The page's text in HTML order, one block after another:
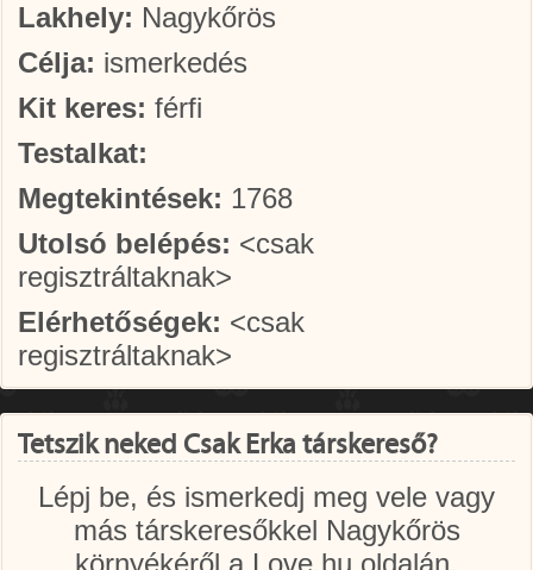
Lakhely: Nagykőrös
Célja: ismerkedés
Kit keres: férfi
Testalkat:
Megtekintések: 1768
Utolsó belépés: <csak
regisztráltaknak>
Elérhetőségek: <csak
regisztráltaknak>
Tetszik neked Csak Erka társkereső?
Lépj be, és ismerkedj meg vele vagy
más társkeresőkkel Nagykőrös
környékéről a Love.hu oldalán.